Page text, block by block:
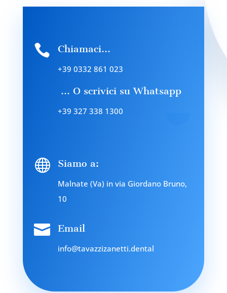
 Chiamaci...
+39 0332 861 023
… O scrivici su Whatsapp
+39 327 338 1300
 Siamo a:
Malnate (Va) in via Giordano Bruno,
10
 Email
info@tavazzizanetti.dental